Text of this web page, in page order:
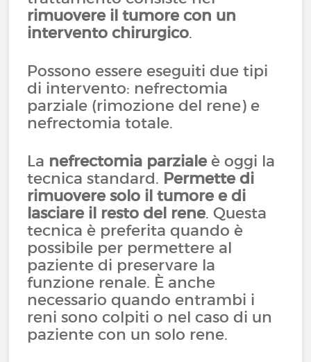
rimuovere il tumore con un
intervento chirurgico.
Possono essere eseguiti due tipi
di intervento: nefrectomia
parziale (rimozione del rene) e
nefrectomia totale.
La nefrectomia parziale è oggi la
tecnica standard. Permette di
rimuovere solo il tumore e di
lasciare il resto del rene. Questa
tecnica è preferita quando è
possibile per permettere al
paziente di preservare la
funzione renale. È anche
necessario quando entrambi i
reni sono colpiti o nel caso di un
paziente con un solo rene.